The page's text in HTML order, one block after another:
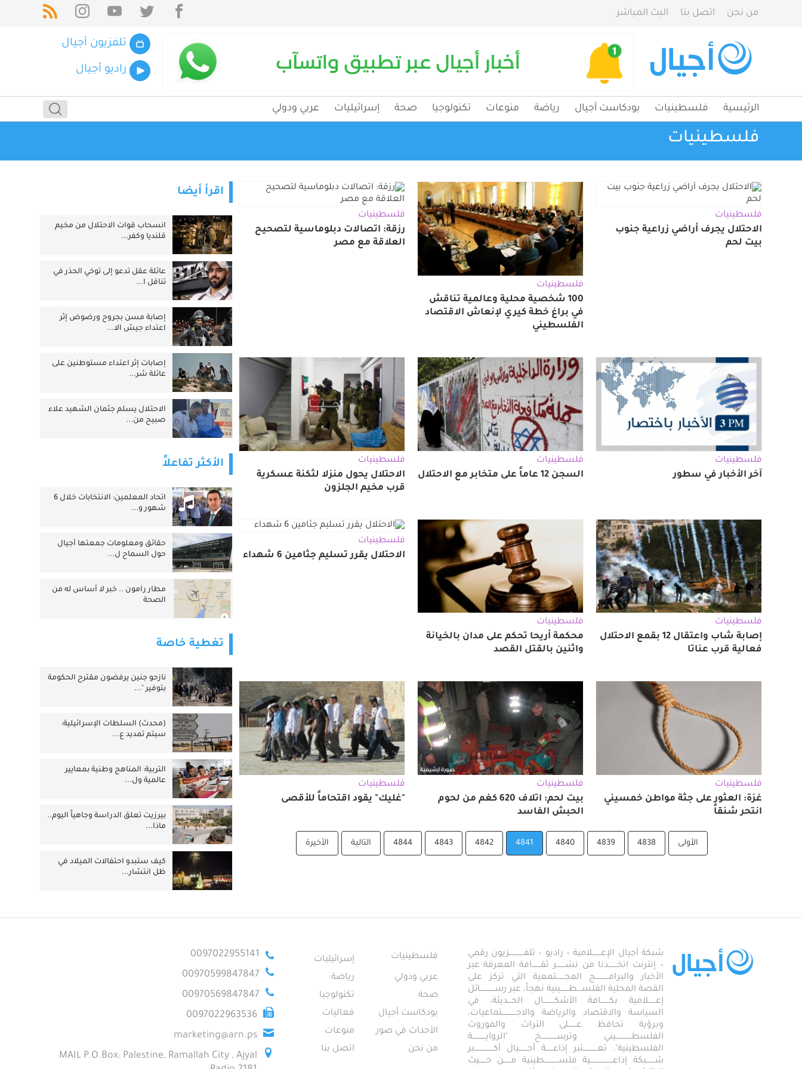
من نحن اتصل بنا البث المباشر
تلفزيون أجيال
راديو أجيال
الرئيسية فلسطينيات بودكاست أجيال رياضة منوعات تكنولوجيا صحة إسرائيليات عربي ودولي
فلسطينيات
فلسطينيات
الاحتلال يجرف أراضي زراعية جنوب
بيت لحم
فلسطينيات
100 شخصية محلية وعالمية تناقش
في براغ خطة كيري لإنعاش الاقتصاد
الفلسطيني
فلسطينيات
رزقة: اتصالات دبلوماسية لتصحيح
العلاقة مع مصر
فلسطينيات
آخر الأخبار في سطور
فلسطينيات
السجن 12 عاماً على متخابر مع الاحتلال
فلسطينيات
الاحتلال يحول منزلا لثكنة عسكرية
قرب مخيم الجلزون
فلسطينيات
إصابة شاب واعتقال 12 بقمع الاحتلال
فعالية قرب عناتا
فلسطينيات
محكمة أريحا تحكم على مدان بالخيانة
واثنين بالقتل القصد
فلسطينيات
الاحتلال يقرر تسليم جثامين 6 شهداء
فلسطينيات
غزة: العثور على جثة مواطن خمسيني
انتحر شنقاً
فلسطينيات
بيت لحم: اتلاف 620 كغم من لحوم
الحبش الفاسد
فلسطينيات
"غليك" يقود اقتحاماً للأقصى
الأولى 4838
4839
4840
4841
4842
4843
4844 التالية الأخيرة
اقرأ أيضا
انسحاب قوات الاحتلال من مخيم
قلنديا وكفر...
عائلة عقل تدعو إلى توخي الحذر في
تناقل ا...
إصابة مسن بجروح ورضوض إثر
اعتداء جيش الا...
‏إصابات إثر اعتداء مستوطنين على
عائلة شر...
الاحتلال يسلم جثمان الشهيد علاء
صبيح من...
الأكثر تفاعلاً
اتحاد المعلمين: الانتخابات خلال 6
شهور و...
حقائق ومعلومات جمعتها أجيال
حول السماح ل...
مطار رامون .. خبر لا أساس له من
الصحة
تغطية خاصة
نازحو جنين يرفضون مقترح الحكومة
بتوفير "...
(محدث) السلطات الإسرائيلية:
سيتم تمديد ع...
التربية: المناهج وطنية بمعايير
عالمية ول...
بيرزيت تعلق الدراسة وجاهياً اليوم..
ماذا...
كيف ستبدو احتفالات الميلاد في
ظل انتشار...
شبكة أجيال الإعـــــــلامية – راديو – تلفــــــــــــزيون رقمي
– إنترنت اتخـــــــذنا من نشـــــــر ثقـــــــافة المعرفة عبر
الأخبار والبرامـــــــــــج المجـــــــتمعية التي تركز على
القصة المحلية الفلســــطـــــــينية نهجاً، عبر رســــــــــــائل
إعــــــلامية بكـــــــافة الأشكـــــــــال الحـــديثة، في
السياسة والاقتصاد والرياضة والاجــــــــــــتماعيات،
وبرؤية تحافظ عـــــــلى التراث والموروث
الفلسطـــــــــــــيني وترســـــــــــــخ "الروايـــــــــــة
الفلسطينية". تعــــــــــــتبر إذاعــــــة أجـــــــيال أكــــــــــــــــبر
شـــــــبكة إذاعـــــــــــــــــــية فلســــــــــــطينية مــــــن حــــــيث
فلسطينيات
إسرائيليات
عربي ودولي
رياضة
صحة
تكنولوجيا
بودكاست أجيال
فعاليات
الأحداث في صور
منوعات
من نحن
اتصل بنا
0097022955141
00970599847847
00970569847847
0097022963536
marketing@arn.ps
MAIL P.O.Box: Palestine, Ramallah City , Ajyal